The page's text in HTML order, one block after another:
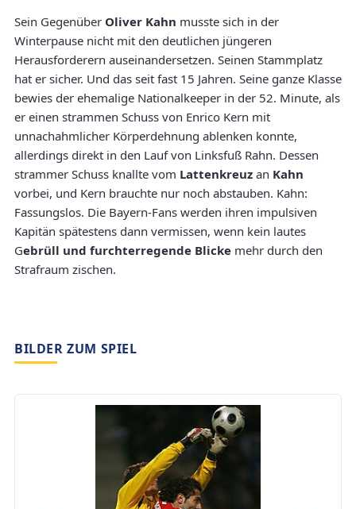
Sein Gegenüber Oliver Kahn musste sich in der
Winterpause nicht mit den deutlichen jüngeren
Herausforderern auseinandersetzen. Seinen Stammplatz
hat er sicher. Und das seit fast 15 Jahren. Seine ganze Klasse
bewies der ehemalige Nationalkeeper in der 52. Minute, als
er einen strammen Schuss von Enrico Kern mit
unnachahmlicher Körperdehnung ablenken konnte,
allerdings direkt in den Lauf von Linksfuß Rahn. Dessen
strammer Schuss knallte vom Lattenkreuz an Kahn
vorbei, und Kern brauchte nur noch abstauben. Kahn:
Fassungslos. Die Bayern-Fans werden ihren impulsiven
Kapitän spätestens dann vermissen, wenn kein lautes
Gebrüll und furchterregende Blicke mehr durch den
Strafraum zischen.
BILDER ZUM SPIEL